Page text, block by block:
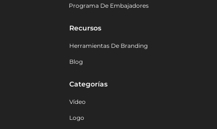
Programa De Embajadores
Recursos
Herramientas De Branding
Blog
Categorías
Vídeo
Logo